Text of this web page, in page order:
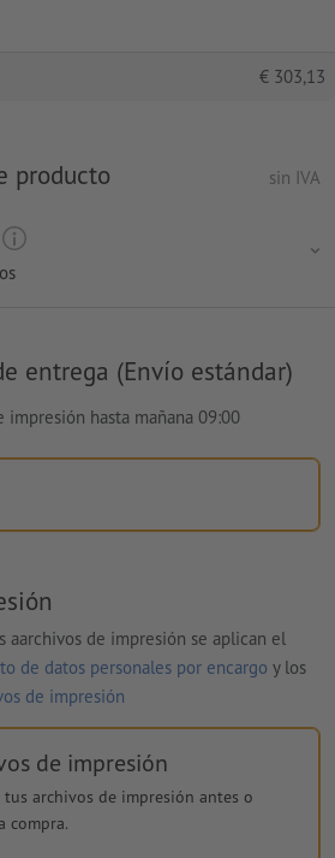
€ 303,13
producto sin IVA
entrega (Envío estándar)
hasta mañana 09:00
aarchivos de impresión se aplican el
de datos personales por encargo y los
de impresión
de impresión
tus archivos de impresión antes o
compra.